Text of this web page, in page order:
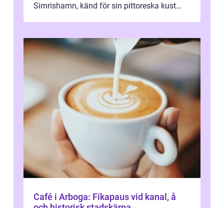
Simrishamn, känd för sin pittoreska kust
Café i Arboga: Fikapaus vid kanal, å